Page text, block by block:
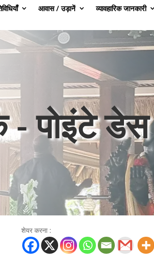
आवास / उड़ानें व्यावहारिक जानकारी
- पोइंटे
शेयर करना :